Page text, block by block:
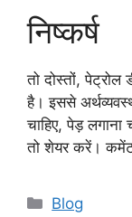
निष्कर्ष
तो दोस्तों,
है। इससे
चाहिए, पेड़
तो शेयर करें।
Categories
Blog